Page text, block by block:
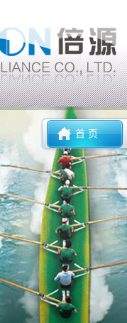
首 页